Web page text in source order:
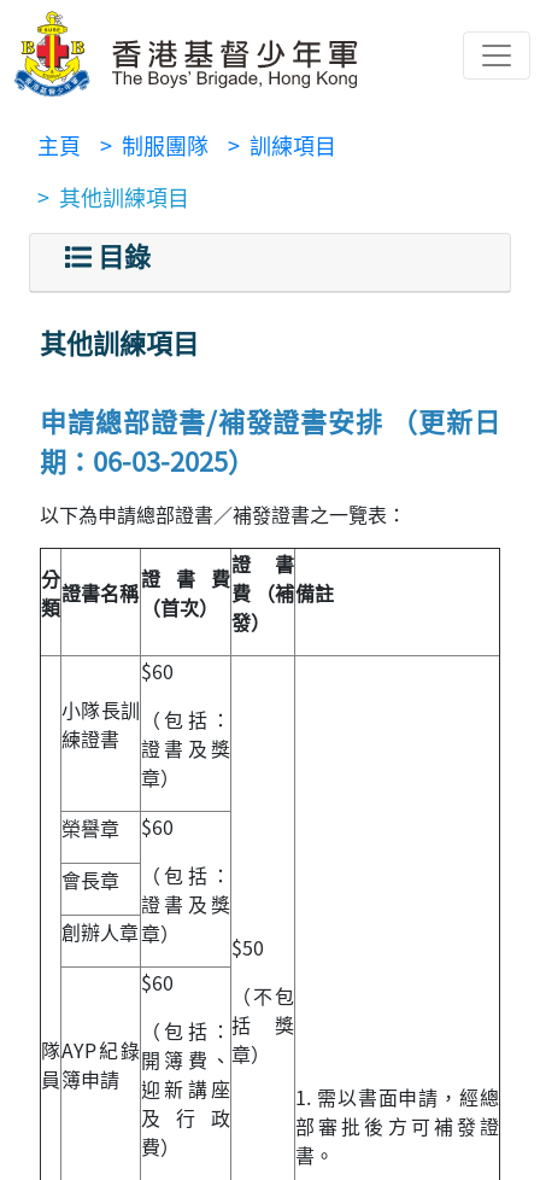
主頁 > 制服團隊 > 訓練項目
> 其他訓練項目
目錄
其他訓練項目
申請總部證書/補發證書安排 （更新日
期：06-03-2025）
以下為申請總部證書／補發證書之一覽表：
分
類證書名稱證書費
（首次）
證書
費 （補
發）
備註
隊
員
小隊長訓
練證書
$60
（包括：
證書及獎
章）
$50
（不包
括獎
章）
1. 需以書面申請，經總
部審批後方可補發證
書。
榮譽章
$60
（包括：
證書及獎
章）
會長章
創辦人章
AYP紀錄
簿申請
$60
（包括：
開簿費、
迎新講座
及行政
費）